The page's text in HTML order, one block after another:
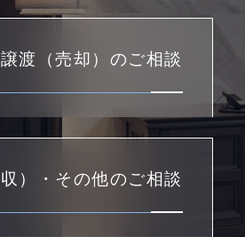
渡（売却）のご相談
）・その他のご相談